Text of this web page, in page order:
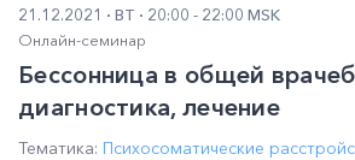
21.12.2021 ВТ 20:00 - 22:00 MSK
Онлайн-семинар
Бессонница в общей
диагностика, лечение
Тематика: Психосоматические